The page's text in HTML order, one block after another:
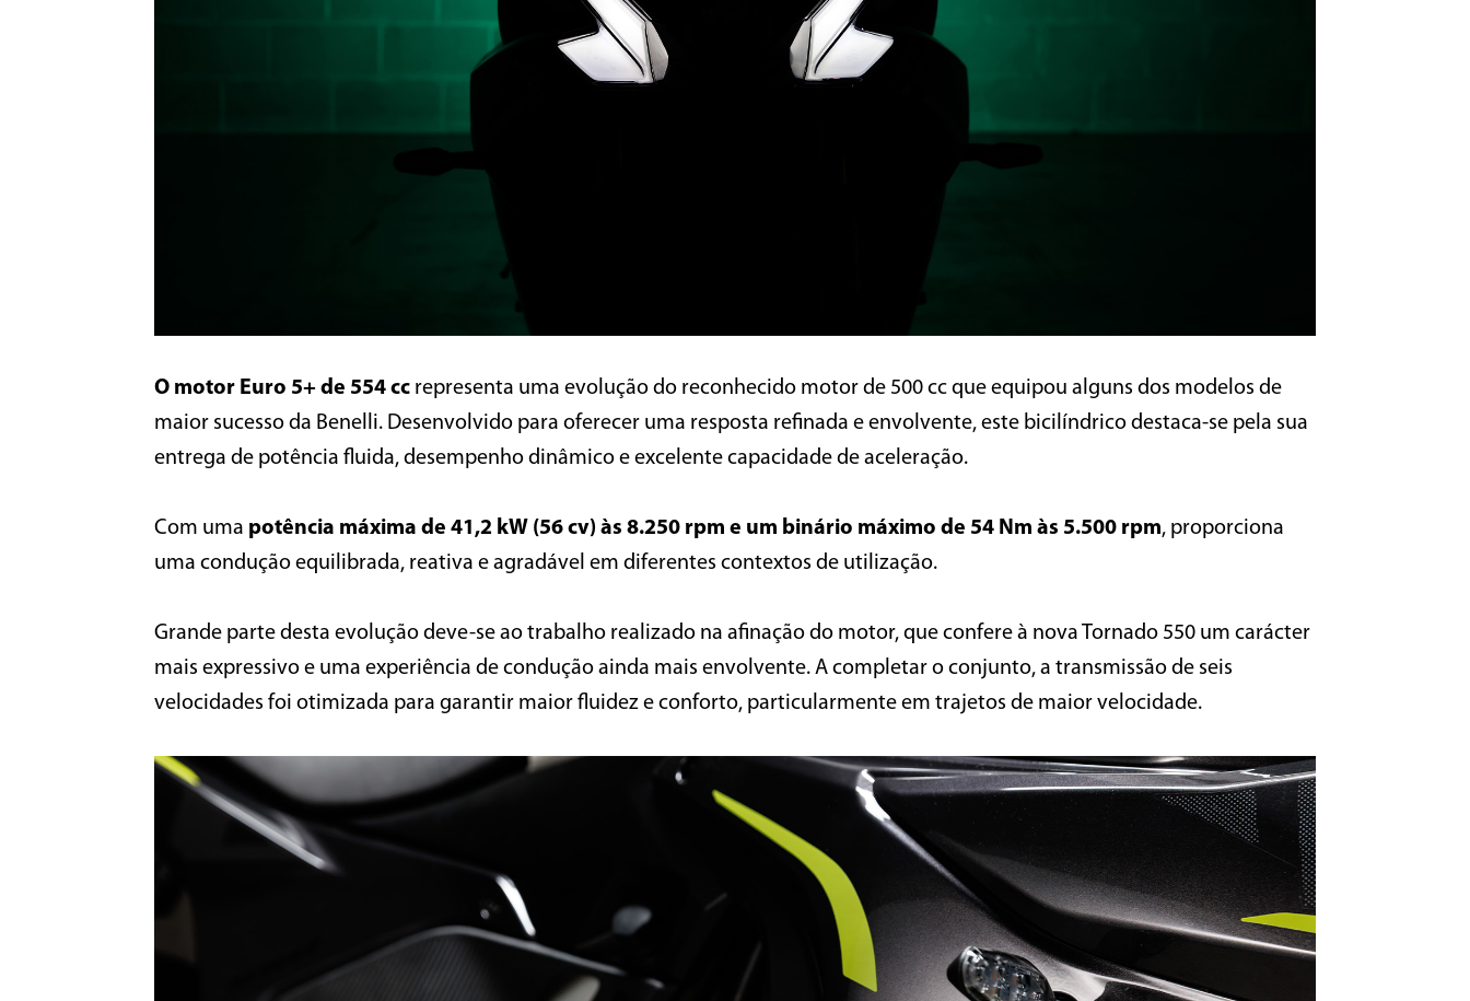
O motor Euro 5+ de 554 ccrepresenta uma evolução do reconhecido motor de 500 cc que equipou alguns dos modelos de
maior sucesso da Benelli. Desenvolvido para oferecer uma resposta refinada e envolvente, este bicilíndrico destaca-se pela sua
entrega de potência fluida, desempenho dinâmico e excelente capacidade de aceleração.
Com uma potência máxima de 41,2 kW (56 cv) às 8.250 rpm e um binário máximo de 54 Nm às 5.500 rpm, proporciona
uma condução equilibrada, reativa e agradável em diferentes contextos de utilização.
Grande parte desta evolução deve-se ao trabalho realizado na afinação do motor, que confere à nova Tornado 550 um carácter
mais expressivo e uma experiência de condução ainda mais envolvente. A completar o conjunto, a transmissão de seis
velocidades foi otimizada para garantir maior fluidez e conforto, particularmente em trajetos de maior velocidade.